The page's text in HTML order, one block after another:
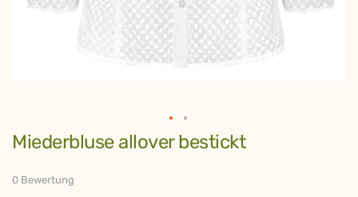
Zum
Anfang
springen
Miederbluse allover bestickt
0 Bewertung